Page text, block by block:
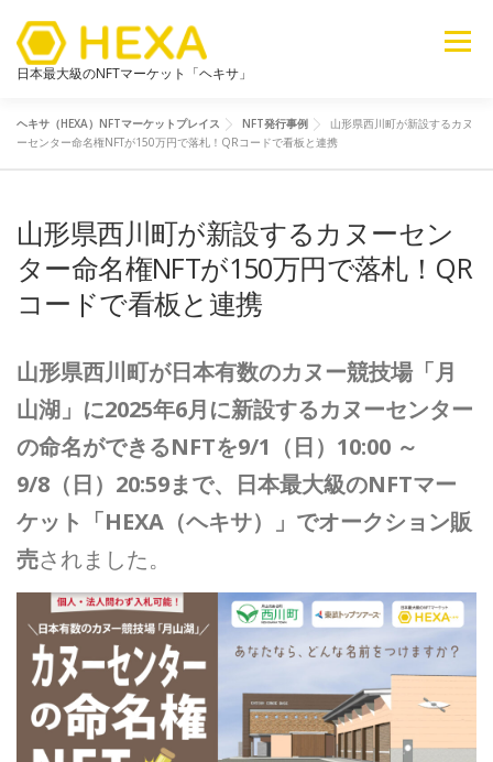
日本最大級のNFTマーケット「ヘキサ」
メニュー
NFTカテゴリ メタバース 6ブログ
新着 探す 販売
ヘキサ（HEXA）NFTマーケットプレイス NFT発行事例
山形県西川町が新設するカヌ
ーセンター命名権NFTが150万円で落札！QRコードで看板と連携
山形県西川町が新設するカヌーセン
ター命名権NFTが150万円で落札！QR
コードで看板と連携
山形県西川町が日本有数のカヌー競技場「月
山湖」に2025年6月に新設するカヌーセンター
の命名ができるNFTを9/1（日）10:00 ～
9/8（日）20:59まで、日本最大級のNFTマー
ケット「HEXA（ヘキサ）」でオークション販
売されました。